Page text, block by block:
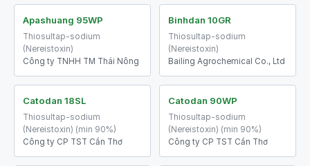
Apashuang 95WP
Thiosultap-sodium
(Nereistoxin)
Công ty TNHH TM Thái Nông
Binhdan 10GR
Thiosultap-sodium
(Nereistoxin)
Bailing Agrochemical Co., Ltd
Catodan 18SL
Thiosultap-sodium
(Nereistoxin) (min 90%)
Công ty CP TST Cần Thơ
Catodan 90WP
Thiosultap-sodium
(Nereistoxin) (min 90%)
Công ty CP TST Cần Thơ